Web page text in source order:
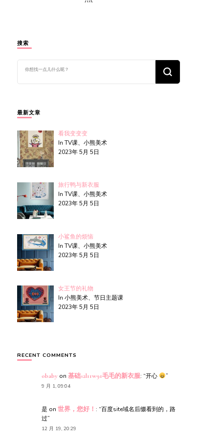
搜索
么
吗?
最新文章
看我变变变
In TV课、小熊美术
2023年 5月 5日
旅行鸭与新衣服
In TV课、小熊美术
2023年 5月 5日
小鲨鱼的烦恼
In TV课、小熊美术
2023年 5月 5日
女王节的礼物
In 小熊美术、节日主题课
2023年 5月 5日
RECENT COMMENTS
obabyon 基础s2l11w91毛毛的新衣服: “开心 ”
9 月 1, 09:04
是 on 世界，您好！ : “百度site域名后缀看到的，路
过”
12 月 19, 20:29